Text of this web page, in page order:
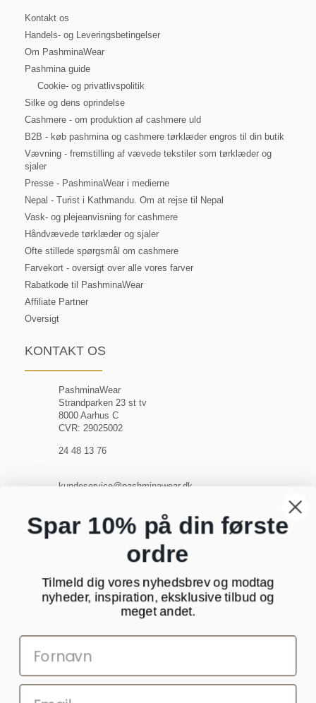
Kontakt os
Handels- og Leveringsbetingelser
Om PashminaWear
Pashmina guide
Cookie- og privatlivspolitik
Silke og dens oprindelse
Cashmere - om produktion af cashmere uld
B2B - køb pashmina og cashmere tørklæder engros til din butik
Vævning - fremstilling af vævede tekstiler som tørklæder og
sjaler
Presse - PashminaWear i medierne
Nepal - Turist i Kathmandu. Om at rejse til Nepal
Vask- og plejeanvisning for cashmere
Håndvævede tørklæder og sjaler
Ofte stillede spørgsmål om cashmere
Farvekort - oversigt over alle vores farver
Rabatkode til PashminaWear
Affiliate Partner
Oversigt
KONTAKT OS
PashminaWear
Strandparken 23 st tv
8000 Aarhus C
CVR: 29025002
24 48 13 76
kundeservice@pashminawear.dk
SOCIALE MEDIER
Spar 10% på din første
ordre
Tilmeld dig vores nyhedsbrev og modtag
nyheder, inspiration, eksklusive tilbud og
meget andet.